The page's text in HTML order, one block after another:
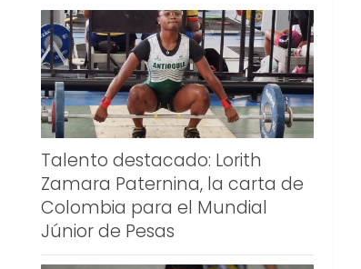
Talento destacado: Lorith
Zamara Paternina, la carta de
Colombia para el Mundial
Júnior de Pesas